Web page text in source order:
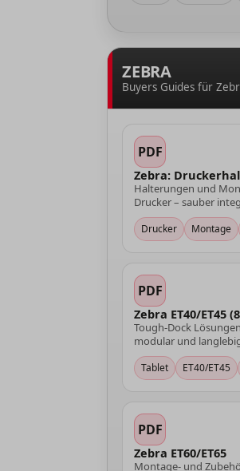
ZEBRA
Buyers Guides für
PDF
Zebra:
Halterungen und
Drucker – sauber
Drucker Montage
PDF
Zebra ET40/ET45
Tough-Dock
modular und
Tablet ET40/ET45
PDF
Zebra ET60/ET65
Montage- und